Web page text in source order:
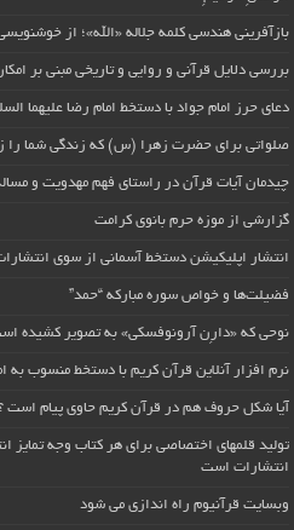
بازآفرینی هندسی کلمه جلاله «الله»؛ از
بررسی دلایل قرآنی و روایی و تاریخی مبنی بر
دعای حرز امام جواد با دستخط امام رضا علیهما
صلواتی برای حضرت زهرا (س) که زندگی شما را
چیدمان آیات قرآن در راستای فهم مهدویت و
گزارشی از موزه حرم بانوی کرامت
انتشار اپلیکیشن دستخط آسمانی از سوی
فضیلت‌ها و خواص سوره مبارکه “حمد”
نوحی که «دارِن آرونوفسکی» به تصویر کشیده
نرم افزار آنلاین قرآن کریم با دستخط منسوب به
آیا شکل حروف هم در قرآن کریم حاوی پیام است
تولید قلمهای اختصاصی برای هر کتاب وجه تمایز
انتشارات است
وبسایت قرآنیوم راه اندازی می شود